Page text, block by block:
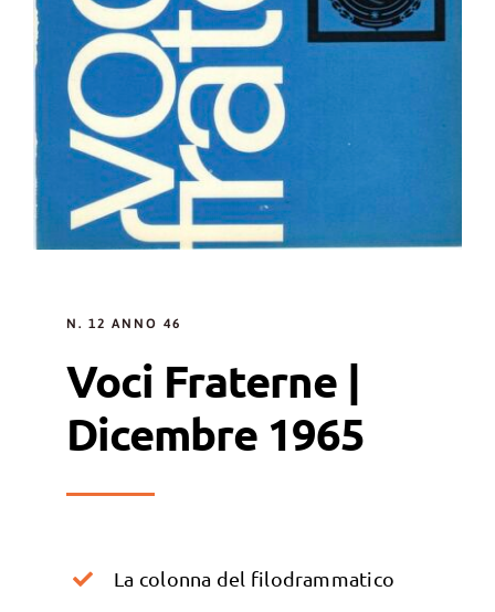
N. 12 ANNO 46
Voci Fraterne |
Dicembre 1965
La colonna del filodrammatico